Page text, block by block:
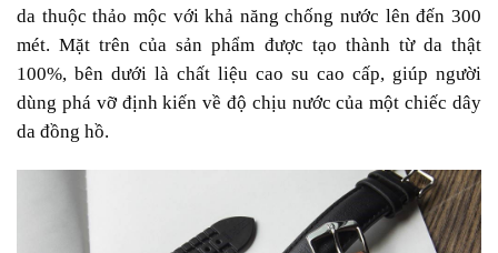
da thuộc thảo mộc với khả năng chống nước lên đến 300
mét. Mặt trên của sản phẩm được tạo thành từ da thật
100%, bên dưới là chất liệu cao su cao cấp, giúp người
dùng phá vỡ định kiến về độ chịu nước của một chiếc dây
da đồng hồ.